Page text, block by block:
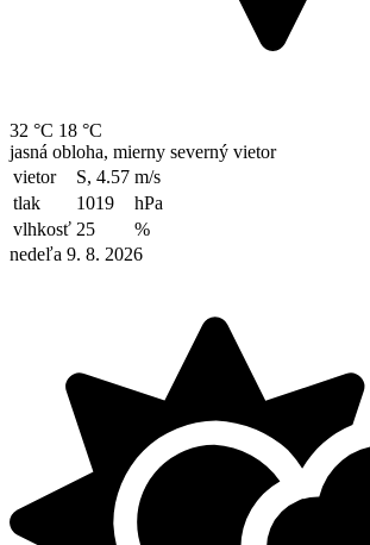
32 °C 18 °C
jasná obloha, mierny severný vietor
vietor
S, 4.57 m/s
tlak
1019
hPa
vlhkosť 25
%
nedeľa 9. 8. 2026